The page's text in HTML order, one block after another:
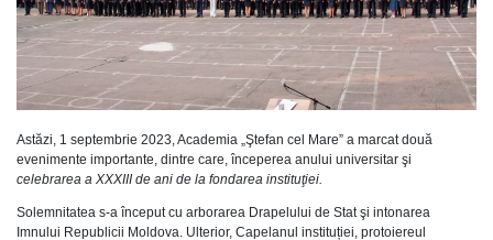
Astăzi, 1 septembrie 2023, Academia „Ştefan cel Mare” a marcat două
evenimente importante, dintre care, începerea anului universitar şi
celebrarea a XXXIII de ani de la fondarea instituţiei.
Solemnitatea s-a început cu arborarea Drapelului de Stat şi intonarea
Imnului Republicii Moldova. Ulterior, Capelanul instituției, protoiereul